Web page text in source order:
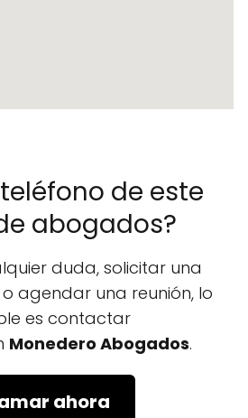
de este
abogados?
duda, solicitar una
agendar una reunión, lo
es contactar
Monedero Abogados.
ahora